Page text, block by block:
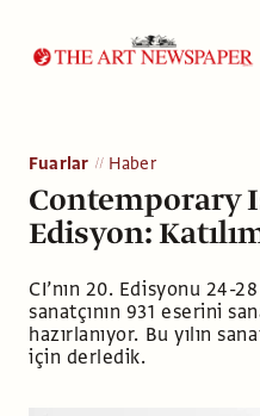
Fuarlar Haber
Contemporary
Edisyon:
CI’nın 20. Edisyonu 24-
sanatçının 931 eserini
hazırlanıyor. Bu yılın
için derledik.